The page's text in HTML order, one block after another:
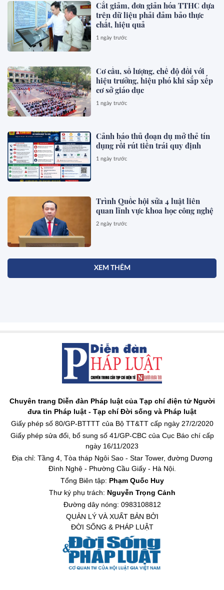
Cắt giảm, đơn giản hóa TTHC dựa
trên dữ liệu phải đảm bảo thực
chất, hiệu quả
1 ngày trước
Cơ cấu, số lượng, chế độ đối với
hiệu trưởng, hiệu phó khi sắp xếp
cơ sở giáo dục
1 ngày trước
Cảnh báo thủ đoạn dụ mở thẻ tín
dụng rồi rút tiền trái quy định
1 ngày trước
Trình Quốc hội sửa 4 luật liên
quan lĩnh vực khoa học công nghệ
2 ngày trước
XEM THÊM
Chuyên trang Diễn đàn Pháp luật của Tạp chí điện tử Người
đưa tin Pháp luật - Tạp chí Đời sống và Pháp luật
Giấy phép số 80/GP-BTTTT của Bộ TT&TT cấp ngày 27/2/2020
Giấy phép sửa đổi, bổ sung số 41/GP-CBC của Cục Báo chí cấp
ngày 16/11/2023
Địa chỉ: Tầng 4, Tòa tháp Ngôi Sao - Star Tower, đường Dương
Đình Nghệ - Phường Cầu Giấy - Hà Nội.
Tổng Biên tập: Phạm Quốc Huy
Thư ký phụ trách: Nguyễn Trọng Cảnh
Đường dây nóng: 0983108812
QUẢN LÝ VÀ XUẤT BẢN BỞI
ĐỜI SỐNG & PHÁP LUẬT